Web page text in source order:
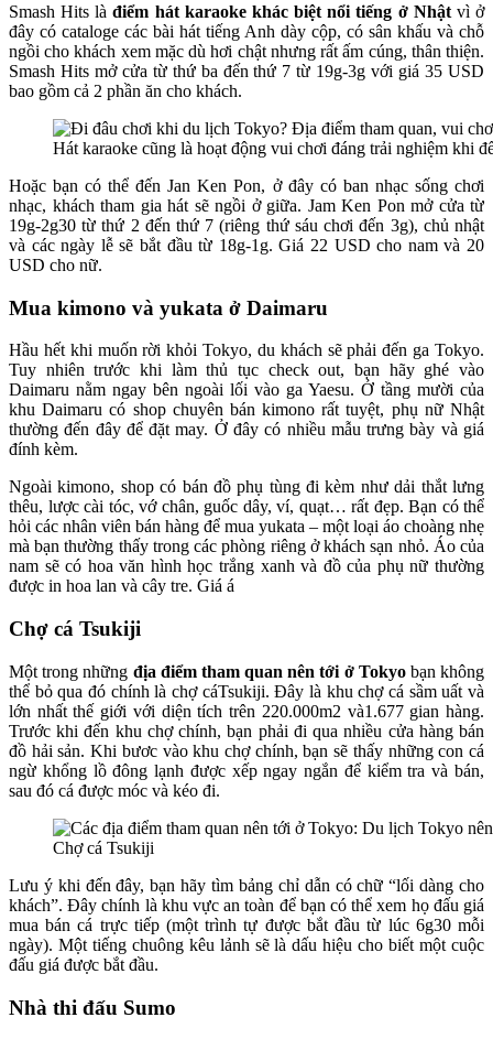
Smash Hits làđiểm hát karaoke khác biệt nổi tiếng ở Nhậtvì ở
đây có cataloge các bài hát tiếng Anh dày cộp, có sân khấu và chỗ
ngồi cho khách xem mặc dù hơi chật nhưng rất ấm cúng, thân thiện.
Smash Hits mở cửa từ thứ ba đến thứ 7 từ 19g-3g với giá 35 USD
bao gồm cả 2 phần ăn cho khách.
Hát karaoke cũng là hoạt động vui chơi đáng trải nghiệm khi
Hoặc bạn có thể đến Jan Ken Pon, ở đây có ban nhạc sống chơi
nhạc, khách tham gia hát sẽ ngồi ở giữa. Jam Ken Pon mở cửa từ
19g-2g30 từ thứ 2 đến thứ 7 (riêng thứ sáu chơi đến 3g), chủ nhật
và các ngày lễ sẽ bắt đầu từ 18g-1g. Giá 22 USD cho nam và 20
USD cho nữ.
Mua kimono và yukata ở Daimaru
Hầu hết khi muốn rời khỏi Tokyo, du khách sẽ phải đến ga Tokyo.
Tuy nhiên trước khi làm thủ tục check out, bạn hãy ghé vào
Daimaru nằm ngay bên ngoài lối vào ga Yaesu. Ở tầng mười của
khu Daimaru có shop chuyên bán kimono rất tuyệt, phụ nữ Nhật
thường đến đây để đặt may. Ở đây có nhiều mẫu trưng bày và giá
đính kèm.
Ngoài kimono, shop có bán đồ phụ tùng đi kèm như dải thắt lưng
thêu, lược cài tóc, vớ chân, guốc dây, ví, quạt… rất đẹp. Bạn có thể
hỏi các nhân viên bán hàng để mua yukata – một loại áo choàng nhẹ
mà bạn thường thấy trong các phòng riêng ở khách sạn nhỏ. Áo của
nam sẽ có hoa văn hình học trắng xanh và đồ của phụ nữ thường
được in hoa lan và cây tre. Giá á
Chợ cá Tsukiji
Một trong những địa điểm tham quan nên tới ở Tokyo bạn không
thể bỏ qua đó chính là chợ cáTsukiji. Đây là khu chợ cá sầm uất và
lớn nhất thế giới với diện tích trên 220.000m2 và1.677 gian hàng.
Trước khi đến khu chợ chính, bạn phải đi qua nhiều cửa hàng bán
đồ hải sản. Khi bươc vào khu chợ chính, bạn sẽ thấy những con cá
ngừ khổng lồ đông lạnh được xếp ngay ngắn để kiểm tra và bán,
sau đó cá được móc và kéo đi.
Chợ cá Tsukiji
Lưu ý khi đến đây, bạn hãy tìm bảng chỉ dẫn có chữ “lối dàng cho
khách”. Đây chính là khu vực an toàn để bạn có thể xem họ đấu giá
mua bán cá trực tiếp (một trình tự được bắt đầu từ lúc 6g30 mỗi
ngày). Một tiếng chuông kêu lảnh sẽ là dấu hiệu cho biết một cuộc
đấu giá được bắt đầu.
Nhà thi đấu Sumo